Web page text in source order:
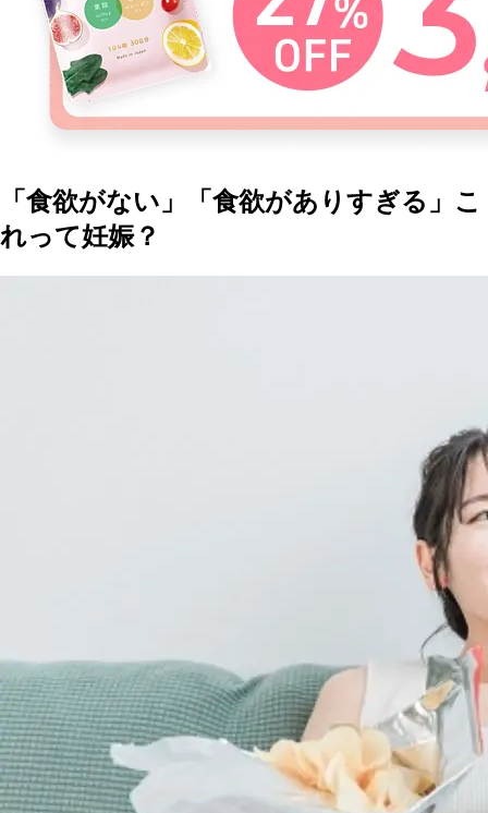
「食欲がない」「食欲がありすぎる」こ
れって妊娠？